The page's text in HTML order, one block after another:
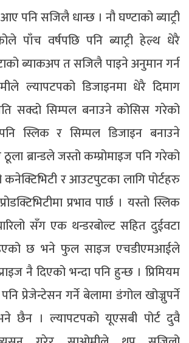
पनि सजिलै धान्छ । नौ घण्टाको ब्याट्री
पाँच वर्षपछि पनि ब्याट्री हेल्थ धेरै
ब्याकअप त सजिलै पाइने अनुमान गर्न
ल्यापटपको डिजाइनमा धेरै दिमाग
सक्दो सिम्पल बनाउने कोसिस गरेको
स्लिक र सिम्पल डिजाइन बनाउने
ब्रान्डले जस्तो कम्प्रोमाइज पनि गरेको
र आउटपुटका लागि पोर्टहरु
प्रभाव पार्छ । यस्तो स्लिक
सँग एक थन्डरबोल्ट सहित दुईवटा
छ भने फुल साइज एचडीएमआईले
नै दिएको भन्दा पनि हुन्छ । प्रिमियम
प्रेजेन्टेसन गर्ने बेलामा डंगोल खोज्नुपर्ने
छैन । ल्यापटपको यूएसबी पोर्ट दुवै